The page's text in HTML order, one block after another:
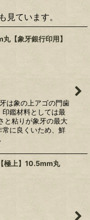
見ています。
【象牙銀行印用】
は象の上アゴの門歯
鑑材料としては最
と粘りが象牙の最大
に良くいため、鮮
極上】10.5mm丸